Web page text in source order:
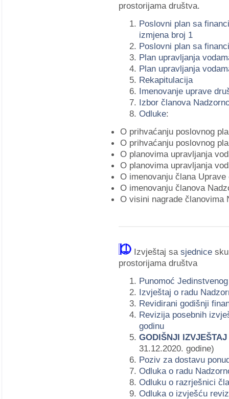
prostorijama društva.
Poslovni plan sa
izmjena broj 1
Poslovni plan sa
Plan upravljanja
Plan upravljanja
Rekapitulacija
Imenovanje uprave
Izbor članova
Odluke:
O prihvaćanju poslovnog
O prihvaćanju poslovnog
O planovima upravljanja
O planovima upravljanja
O imenovanju člana Uprave
O imenovanju članova
O visini nagrade članovima
Izvještaj sa sjednice
prostorijama društva
Punomoć
Izvještaj o radu
Revidirani godišnji
Revizija posebnih
godinu
GODIŠNJI
31.12.2020. godine)
Poziv za dostavu
Odluka o radu
Odluku o razrješnici
Odluka o izvješću